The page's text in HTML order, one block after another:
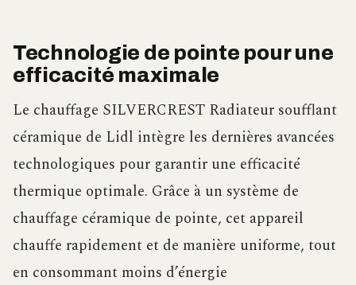
Technologie de pointe pour une
efficacité maximale
Le chauffage SILVERCREST Radiateur soufflant
céramique de Lidl intègre les dernières avancées
technologiques pour garantir une efficacité
thermique optimale. Grâce à un système de
chauffage céramique de pointe, cet appareil
chauffe rapidement et de manière uniforme, tout
en consommant moins d’énergie